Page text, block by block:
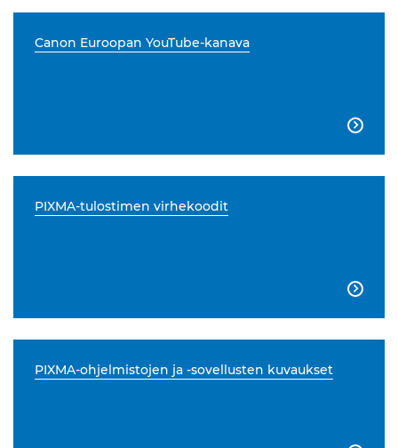
Canon Euroopan YouTube-kanava

PIXMA-tulostimen virhekoodit

PIXMA-ohjelmistojen ja -sovellusten kuvaukset